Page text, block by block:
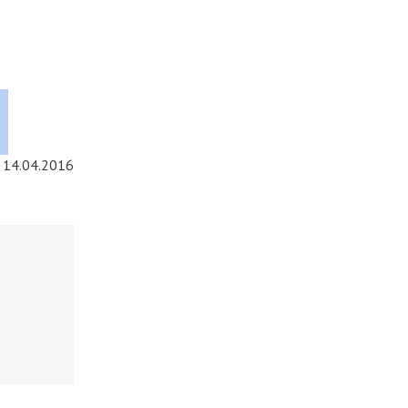
14.04.2016